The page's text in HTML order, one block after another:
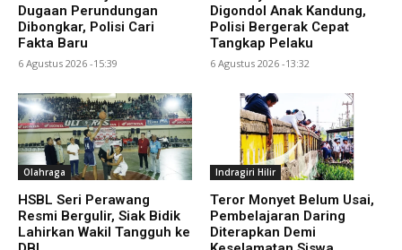
Dugaan Perundungan
Dibongkar, Polisi Cari
Fakta Baru
6 Agustus 2026 -15:39
Digondol Anak Kandung,
Polisi Bergerak Cepat
Tangkap Pelaku
6 Agustus 2026 -13:32
Olahraga
HSBL Seri Perawang
Resmi Bergulir, Siak Bidik
Lahirkan Wakil Tangguh ke
Indragiri Hilir
Teror Monyet Belum Usai,
Pembelajaran Daring
Diterapkan Demi